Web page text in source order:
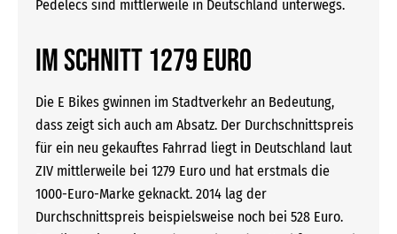
Pedelecs sind mittlerweile in Deutschland unterwegs.
Im Schnitt 1279 Euro
Die E Bikes gwinnen im Stadtverkehr an Bedeutung,
dass zeigt sich auch am Absatz. Der Durchschnittspreis
für ein neu gekauftes Fahrrad liegt in Deutschland laut
ZIV mittlerweile bei 1279 Euro und hat erstmals die
1000-Euro-Marke geknackt. 2014 lag der
Durchschnittspreis beispielsweise noch bei 528 Euro.